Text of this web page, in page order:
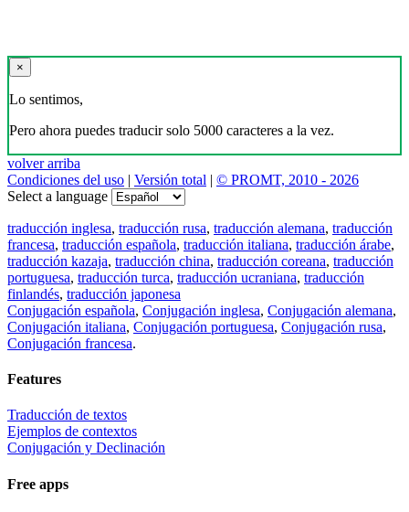
×
Lo sentimos,
Pero ahora puedes traducir solo 5000 caracteres a la vez.
volver arriba
Condiciones del uso | Versión total | © PROMT, 2010 - 2026
Select a language
traducción inglesa, traducción rusa, traducción alemana, traducción
francesa, traducción española, traducción italiana, traducción árabe,
traducción kazaja, traducción china, traducción coreana, traducción
portuguesa, traducción turca, traducción ucraniana, traducción
finlandés, traducción japonesa
Conjugación española, Conjugación inglesa, Conjugación alemana,
Conjugación italiana, Conjugación portuguesa, Conjugación rusa,
Conjugación francesa.
Features
Traducción de textos
Ejemplos de contextos
Conjugación y Declinación
Free apps